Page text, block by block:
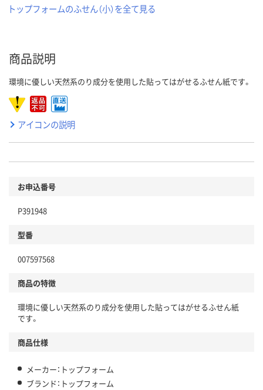
トップフォームのふせん（小）を全て見る
商品説明
環境に優しい天然系のり成分を使用した貼ってはがせるふせん紙です。
アイコンの説明
お申込番号
P391948
型番
007597568
商品の特徴
環境に優しい天然系のり成分を使用した貼ってはがせるふせん紙
です。
商品仕様
メーカー：トップフォーム
ブランド：トップフォーム